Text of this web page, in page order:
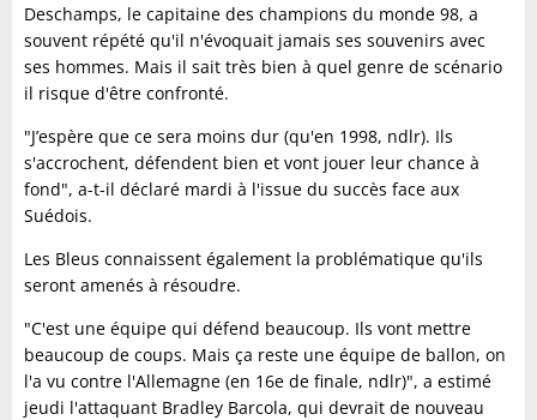
Deschamps, le capitaine des champions du monde 98, a
souvent répété qu'il n'évoquait jamais ses souvenirs avec
ses hommes. Mais il sait très bien à quel genre de scénario
il risque d'être confronté.
"J’espère que ce sera moins dur (qu'en 1998, ndlr). Ils
s'accrochent, défendent bien et vont jouer leur chance à
fond", a-t-il déclaré mardi à l'issue du succès face aux
Suédois.
Les Bleus connaissent également la problématique qu'ils
seront amenés à résoudre.
"C'est une équipe qui défend beaucoup. Ils vont mettre
beaucoup de coups. Mais ça reste une équipe de ballon, on
l'a vu contre l'Allemagne (en 16e de finale, ndlr)", a estimé
jeudi l'attaquant Bradley Barcola, qui devrait de nouveau